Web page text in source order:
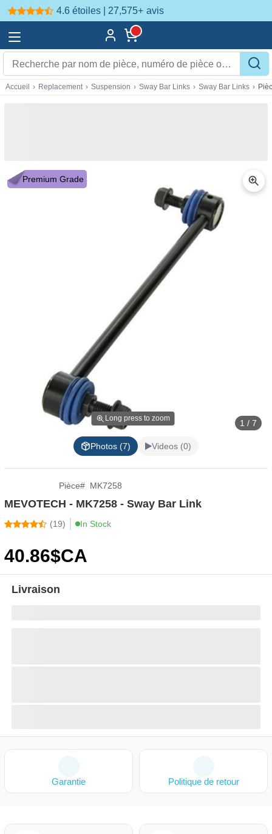
4.6 étoiles | 27,575+ avis
Accueil › Replacement › Suspension › Sway Bar Links › Sway Bar Links ›
Premium Grade
Long press to zoom 1 / 7
Photos (7) Videos (0)
Pièce# MK7258
MEVOTECH - MK7258 - Sway Bar Link
(19) In Stock
40.86$CA
Livraison
Garantie Politique de retour